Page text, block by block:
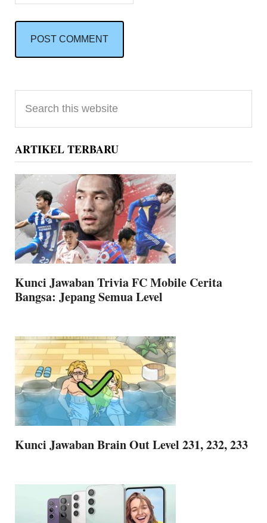
Primary
Sidebar
this
website
ARTIKEL TERBARU
Kunci Jawaban Trivia FC Mobile Cerita
Bangsa: Jepang Semua Level
Kunci Jawaban Brain Out Level 231, 232, 233